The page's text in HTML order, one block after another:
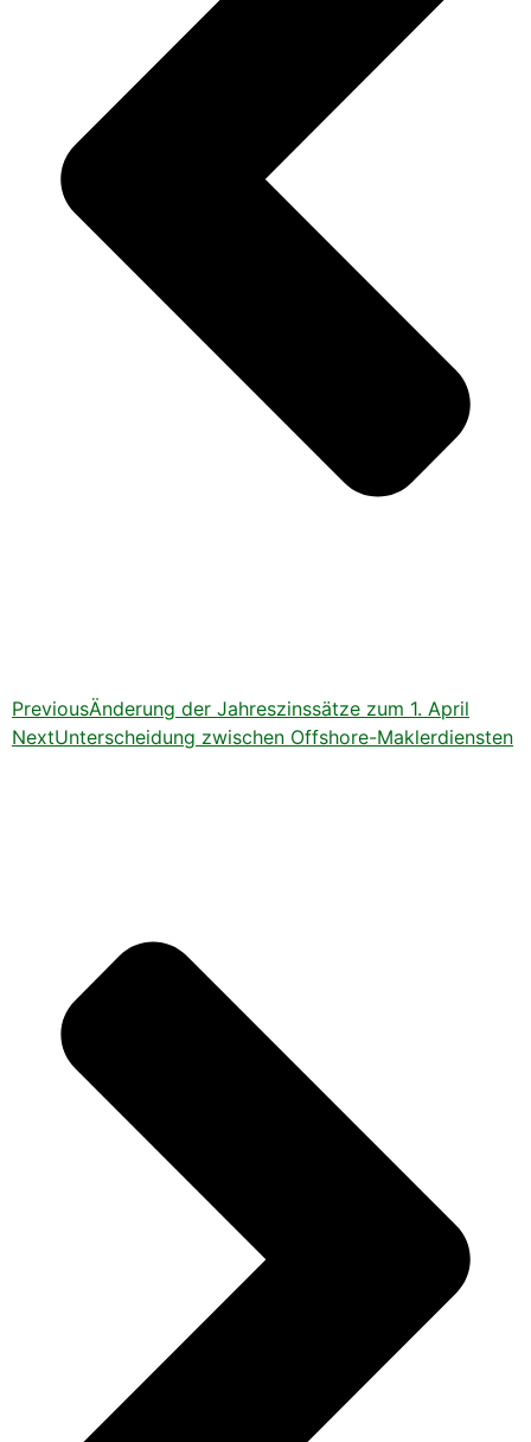
PreviousÄnderung der Jahreszinssätze zum 1. April
NextUnterscheidung zwischen Offshore-Maklerdiensten